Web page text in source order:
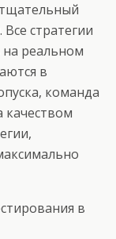
стратегии
на реальном
в
команда
качеством
в